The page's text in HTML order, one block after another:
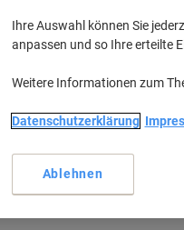
in einer
Ihre Auswahl können Sie
anpassen und so Ihre erteilte
Weitere Informationen zum
Datenschutzerklärung
Ablehnen